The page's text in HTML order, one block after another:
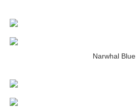
Narwhal Blue